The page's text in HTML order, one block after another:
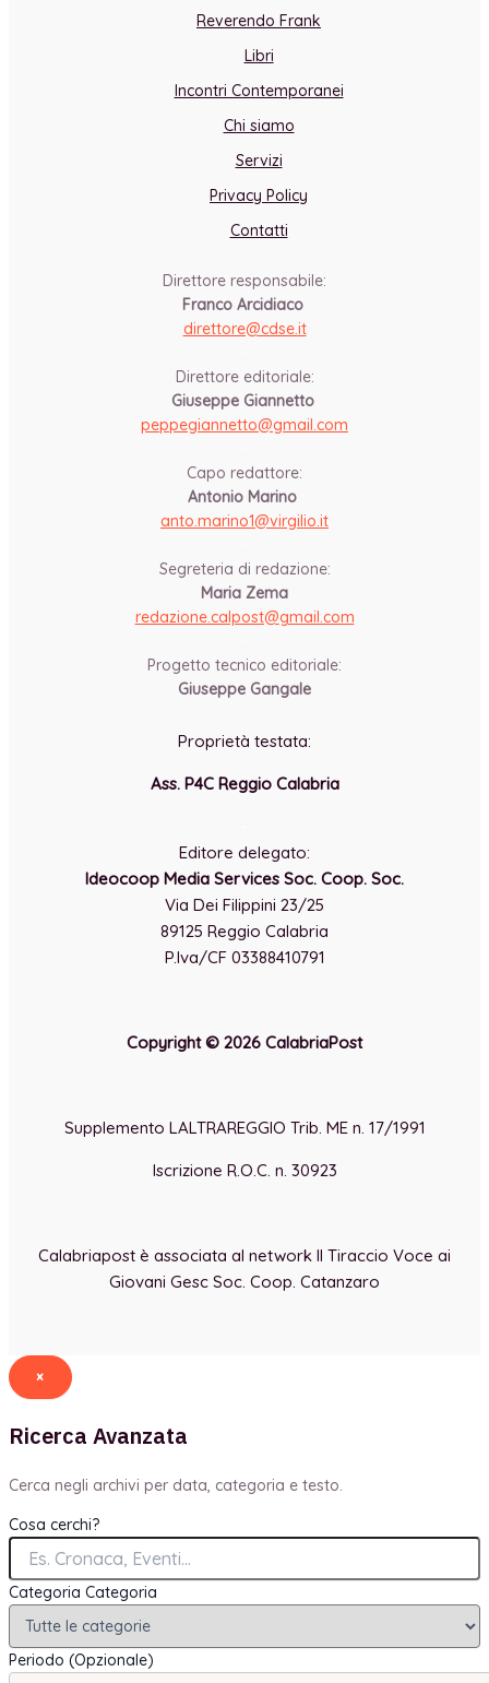
Reverendo Frank
Libri
Incontri Contemporanei
Chi siamo
Servizi
Privacy Policy
Contatti
Direttore responsabile:
Franco Arcidiaco
direttore@cdse.it
Direttore editoriale:
Giuseppe Giannetto
peppegiannetto@gmail.com
Capo redattore:
Antonio Marino
anto.marino1@virgilio.it
Segreteria di redazione:
Maria Zema
redazione.calpost@gmail.com
Progetto tecnico editoriale:
Giuseppe Gangale
Proprietà testata:
Ass. P4C Reggio Calabria
Editore delegato:
Ideocoop Media Services Soc. Coop. Soc.
Via Dei Filippini 23/25
89125 Reggio Calabria
P.Iva/CF 03388410791
Copyright © 2026 CalabriaPost
Supplemento LALTRAREGGIO Trib. ME n. 17/1991
Iscrizione R.O.C. n. 30923
Calabriapost è associata al network Il Tiraccio Voce ai
Giovani Gesc Soc. Coop. Catanzaro
×
Ricerca Avanzata
Cerca negli archivi per data, categoria e testo.
Cosa cerchi?
Categoria Categoria
Periodo (Opzionale)